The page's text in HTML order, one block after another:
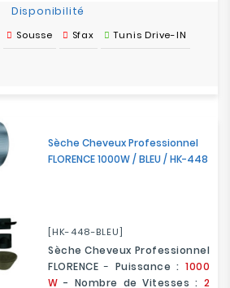
Disponibilité
Sousse Sfax Tunis Drive-IN
Sèche Cheveux Professionnel
FLORENCE 1000W / BLEU / HK-448
[HK-448-BLEU]
Sèche Cheveux Professionnel
FLORENCE - Puissance : 1000
W - Nombre de Vitesses : 2